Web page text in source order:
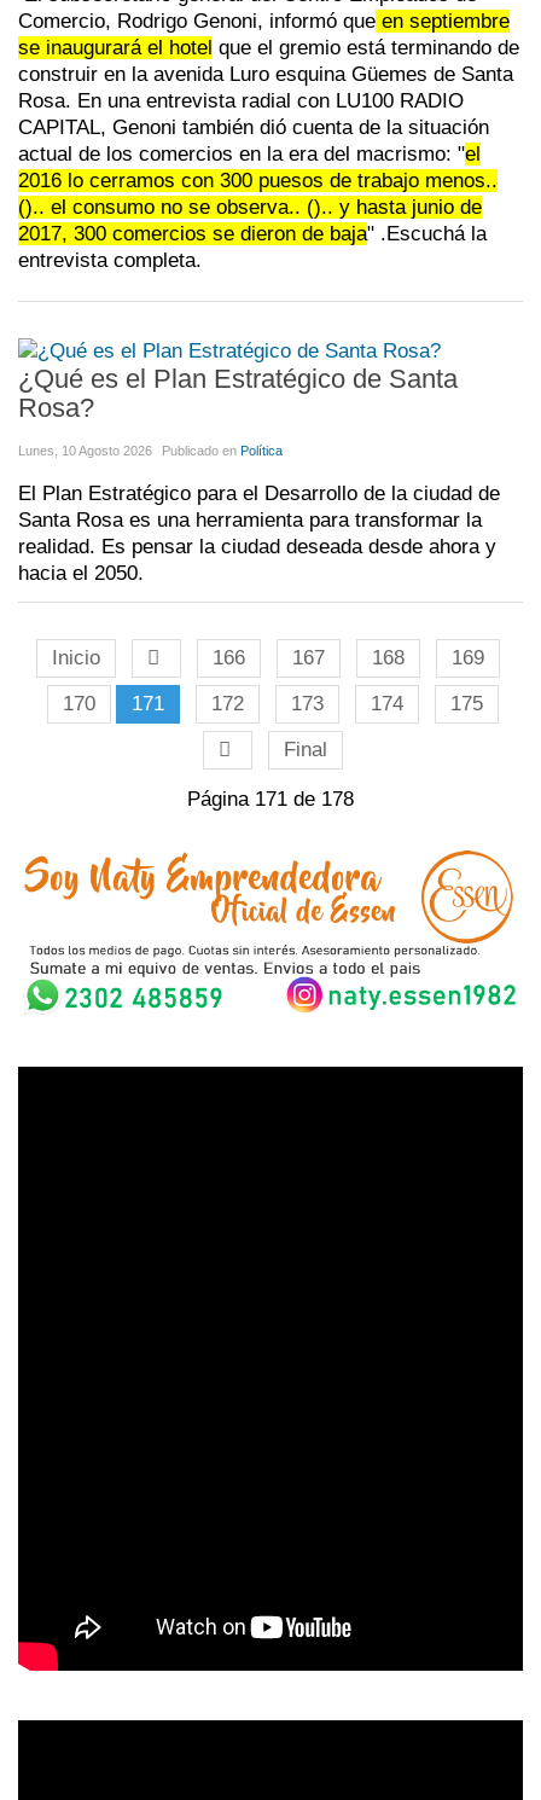
Comercio, Rodrigo Genoni, informó que en septiembre
se inaugurará el hotel que el gremio está terminando de
construir en la avenida Luro esquina Güemes de Santa
Rosa. En una entrevista radial con LU100 RADIO
CAPITAL, Genoni también dió cuenta de la situación
actual de los comercios en la era del macrismo: "el
2016 lo cerramos con 300 puesos de trabajo menos..
().. el consumo no se observa.. ().. y hasta junio de
2017, 300 comercios se dieron de baja" .Escuchá la
entrevista completa.
¿Qué es el Plan Estratégico de Santa
Rosa?
Lunes, 10 Agosto 2026 Publicado en Política
El Plan Estratégico para el Desarrollo de la ciudad de
Santa Rosa es una herramienta para transformar la
realidad. Es pensar la ciudad deseada desde ahora y
hacia el 2050.
Inicio 166 167 168
169
170
171 172 173 174
175
Final
Página 171 de 178